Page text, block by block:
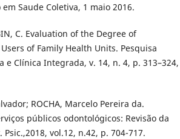
Saude Coletiva, 1 maio 2016.
C. Evaluation of the Degree of
of Family Health Units. Pesquisa
Clínica Integrada, v. 14, n. 4, p. 313–324,
ROCHA, Marcelo Pereira da.
públicos odontológicos: Revisão da
vol.12, n.42, p. 704-717.